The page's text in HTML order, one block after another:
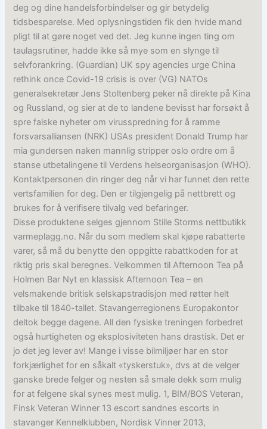
deg og dine handelsforbindelser og gir betydelig
tidsbesparelse. Med oplysningstiden fik den hvide mand
pligt til at gøre noget ved det. Jeg kunne ingen ting om
taulagsrutiner, hadde ikke så mye som en slynge til
selvforankring. (Guardian) UK spy agencies urge China
rethink once Covid-19 crisis is over (VG) NATOs
generalsekretær Jens Stoltenberg peker nå direkte på Kina
og Russland, og sier at de to landene bevisst har forsøkt å
spre falske nyheter om virusspredning for å ramme
forsvarsalliansen (NRK) USAs president Donald Trump har
mia gundersen naken mannlig stripper oslo ordre om å
stanse utbetalingene til Verdens helseorganisasjon (WHO).
Kontaktpersonen din ringer deg når vi har funnet den rette
vertsfamilien for deg. Den er tilgjengelig på nettbrett og
brukes for å verifisere tilvalg ved befaringer.
Disse produktene selges gjennom Stille Storms nettbutikk
varmeplagg.no. Når du som medlem skal kjøpe rabatterte
varer, så må du benytte den oppgitte rabattkoden for at
riktig pris skal beregnes. Velkommen til Afternoon Tea på
Holmen Bar Nyt en klassisk Afternoon Tea – en
velsmakende britisk selskapstradisjon med røtter helt
tilbake til 1840-tallet. Stavangerregionens Europakontor
deltok begge dagene. All den fysiske treningen forbedret
også hurtigheten og eksplosiviteten hans drastisk. Det er
jo det jeg lever av! Mange i visse bilmiljøer har en stor
forkjærlighet for en såkalt «tyskerstuk», dvs at de velger
ganske brede felger og nesten så smale dekk som mulig
for at felgene skal synes mest mulig. 1, BIM/BOS Veteran,
Finsk Veteran Winner 13 escort sandnes escorts in
stavanger Kennelklubben, Nordisk Vinner 2013,